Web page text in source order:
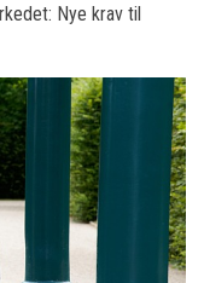
Nye krav til